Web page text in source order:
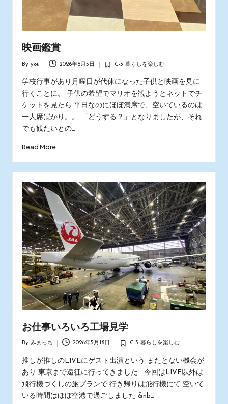
映画鑑賞
by
By you 2026年6月5日
Posted
in
C-3 暮らしを楽しむ
学校行事があり月曜日が代休になった子供と映画を見に
行くことに。 子供の希望でマリオを観ようとネットでチ
ケットを見たら 平日なのにほぼ満席で、空いているのは
一人席ばかり。。 「どうする？」となりましたが、それ
でも観たいとの…
Read More
お仕事いろいろ工場見学
by
By みまっち 2026年5月18日
Posted
in
C-3 暮らしを楽しむ
推しが推しのLIVEにゲスト出演という またとない機会が
あり 東京まで遠征に行ってきました 今回はLIVE以外は
飛行機づくしの旅プランで 行き帰りは飛行機にて 空いて
いる時間はほぼ空港で過ごしました &nb…